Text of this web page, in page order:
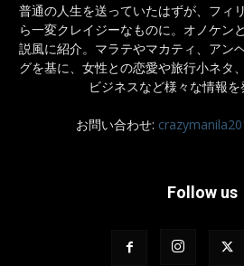
普通の人生を送っていたはずが、フィ
ら一変クレイジーなものに。オノケン
説風に紹介。マラテやマカティ、アン
グを基に、女性との恋愛や旅行小ネタ
ビジネスなど様々な情報を
お問い合わせ:
Follow us